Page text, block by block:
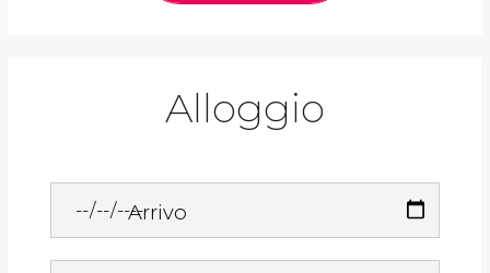
Alloggio
Arrivo